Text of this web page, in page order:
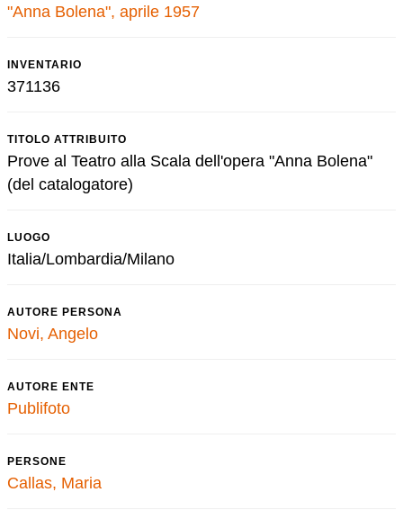
"Anna Bolena", aprile 1957
INVENTARIO
371136
TITOLO ATTRIBUITO
Prove al Teatro alla Scala dell'opera "Anna Bolena"
(del catalogatore)
LUOGO
Italia/Lombardia/Milano
AUTORE PERSONA
Novi, Angelo
AUTORE ENTE
Publifoto
PERSONE
Callas, Maria